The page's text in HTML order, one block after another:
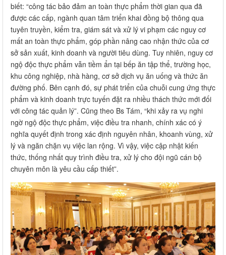
biết: “công tác bảo đảm an toàn thực phẩm thời gian qua đã
được các cấp, ngành quan tâm triển khai đồng bộ thông qua
tuyên truyền, kiểm tra, giám sát và xử lý vi phạm các nguy cơ
mất an toàn thực phẩm, góp phần nâng cao nhận thức của cơ
sở sản xuất, kinh doanh và người tiêu dùng. Tuy nhiên, nguy cơ
ngộ độc thực phẩm vẫn tiềm ẩn tại bếp ăn tập thể, trường học,
khu công nghiệp, nhà hàng, cơ sở dịch vụ ăn uống và thức ăn
đường phố. Bên cạnh đó, sự phát triển của chuỗi cung ứng thực
phẩm và kinh doanh trực tuyến đặt ra nhiều thách thức mới đối
với công tác quản lý”. Cũng theo Bs Tám, “khi xảy ra vụ nghi
ngờ ngộ độc thực phẩm, việc điều tra nhanh, chính xác có ý
nghĩa quyết định trong xác định nguyên nhân, khoanh vùng, xử
lý và ngăn chặn vụ việc lan rộng. Vì vậy, việc cập nhật kiến
thức, thống nhất quy trình điều tra, xử lý cho đội ngũ cán bộ
chuyên môn là yêu cầu cấp thiết”.